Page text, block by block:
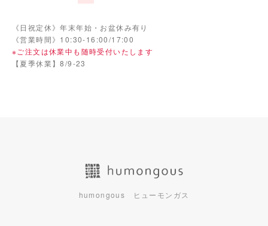
《日祝定休》年末年始・お盆休み有り
《営業時間》10:30-16:00/17:00
※ご注文は休業中も随時受付いたします
【夏季休業】8/9-23
humongous ヒューモンガス